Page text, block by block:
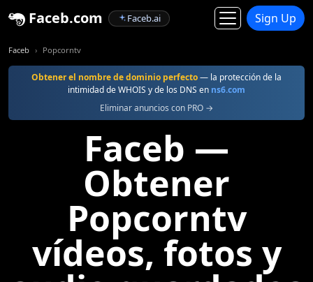
Faceb.com Faceb.ai Sign Up
Faceb Popcorntv
Obtener el nombre de dominio perfecto— la protección de la
intimidad de WHOIS y de los DNS en ns6.com
Eliminar anuncios con PRO →
Faceb —
Obtener
Popcorntv
vídeos, fotos y